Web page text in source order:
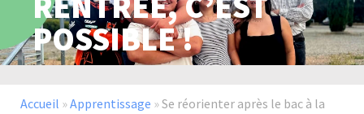
Paysage,
POSSIBLE !
Accueil »Apprentissage »Se réorienter après le bac à la